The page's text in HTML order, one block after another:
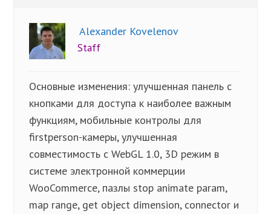
Alexander Kovelenov
Staff
Основные изменения: улучшенная панель с
кнопками для доступа к наиболее важным
функциям, мобильные контролы для
firstperson-камеры, улучшенная
совместимость с WebGL 1.0, 3D режим в
системе электронной коммерции
WooCommerce, пазлы stop animate param,
map range, get object dimension, connector и